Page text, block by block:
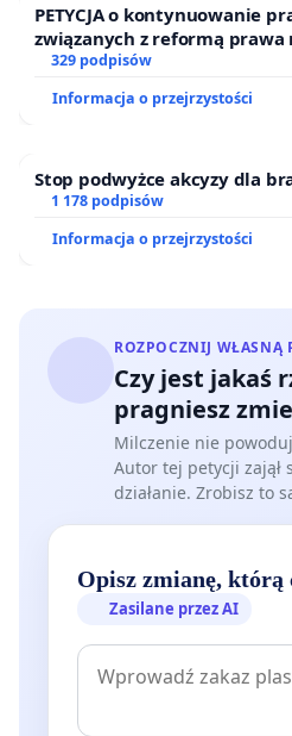
PETYCJA o kontynuowanie
związanych z reformą prawa
329 podpisów
Informacja o przejrzystości
Stop podwyżce akcyzy dla
1 178 podpisów
Informacja o przejrzystości
ROZPOCZNIJ WŁASNĄ
Czy jest jakaś
pragniesz
Milczenie nie
Autor tej petycji zajął
działanie. Zrobisz to
Opisz zmianę, którą
Zasilane przez AI